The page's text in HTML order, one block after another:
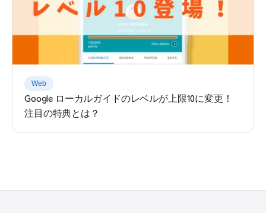
Web
Google ローカルガイドのレベルが上限10に変更！
注目の特典とは？